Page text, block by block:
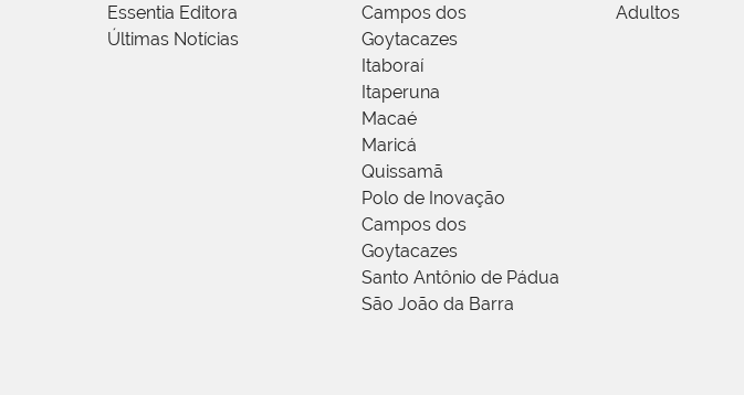
Essentia Editora
Últimas Notícias
Campos dos
Goytacazes
Itaboraí
Itaperuna
Macaé
Maricá
Quissamã
Polo de Inovação
Campos dos
Goytacazes
Santo Antônio de Pádua
São João da Barra
Adultos